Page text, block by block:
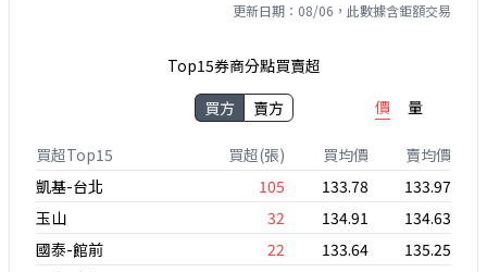
更新日期：08/06，此數據含鉅額交易
Top15券商分點買賣超
買方
賣方 價 量
買超Top15 買超(張) 買均價
賣均價
凱基-台北
105 133.78
133.97
玉山
32 134.91
134.63
國泰-館前
22 133.64
135.25